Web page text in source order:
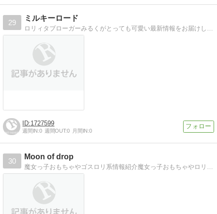
29
ミルキーロード
ロリィタブローガーみるくがとっても可愛い最新情報をお届けします。写真も沢山あるよ。
1727599
週間IN:0 週間OUT:0 月間IN:0
30
Moon of drop